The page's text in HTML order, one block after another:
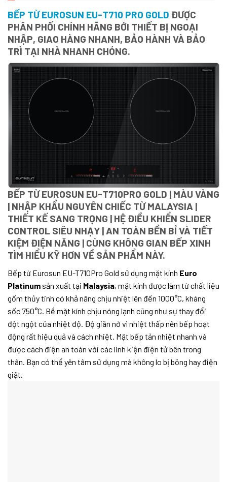
BẾP TỪ EUROSUN EU-T710 PRO GOLD ĐƯỢC
PHÂN PHỐI CHÍNH HÃNG BỚI THIẾT BỊ NGOẠI
NHẬP, GIAO HÀNG NHANH, BẢO HÀNH VÀ BẢO
TRÌ TẠI NHÀ NHANH CHÓNG.
BẾP TỪ EUROSUN EU-T710PRO GOLD | MÀU VÀNG
| NHẬP KHẨU NGUYÊN CHIẾC TỪ MALAYSIA |
THIẾT KẾ SANG TRỌNG | HỆ ĐIỀU KHIỂN SLIDER
CONTROL SIÊU NHẠY | AN TOÀN BỀN BỈ VÀ TIẾT
KIỆM ĐIỆN NĂNG | CÙNG KHÔNG GIAN BẾP XINH
TÌM HIỂU KỸ HƠN VỀ SẢN PHẨM NÀY.
Bếp từ Eurosun EU-T710Pro Gold sử dụng mặt kính Euro
Platinum sản xuất tại Malaysia, mặt kính được làm từ chất liệu
gốm thủy tinh có khả năng chịu nhiệt lên đến 1000°C, kháng
sốc 750°C. Bề mặt kính chịu nóng lạnh cũng như sự thay đổi
đột ngột của nhiệt độ. Độ giãn nở vì nhiệt thấp nên bếp hoạt
động rất hiệu quả và cách nhiệt. Mặt bếp tản nhiệt nhanh và
được cách điện an toàn với các linh kiện điện tử bên trong
thân. Bạn có thể yên tâm sử dụng mà không lo bị bỏng hay điện
giật.